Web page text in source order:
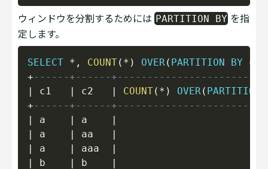
ウィンドウを分割するためには PARTITION BY を指
定します。
SELECT * , COUNT( * ) OVER ( PARTITION BY c1
+------+------
|
c1 | c2 | COUNT( * ) OVER ( PARTITION
+------+------
|
a | a
|
|
a | aa
|
|
a | aaa
|
|
b | b
|